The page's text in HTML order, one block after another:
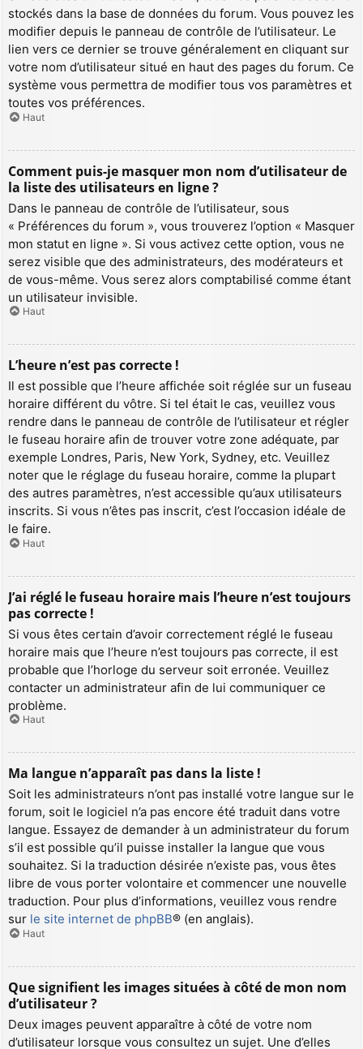
stockés dans la base de données du forum. Vous pouvez les
modifier depuis le panneau de contrôle de l’utilisateur. Le
lien vers ce dernier se trouve généralement en cliquant sur
votre nom d’utilisateur situé en haut des pages du forum. Ce
système vous permettra de modifier tous vos paramètres et
toutes vos préférences.
Haut
Comment puis-je masquer mon nom d’utilisateur de
la liste des utilisateurs en ligne ?
Dans le panneau de contrôle de l’utilisateur, sous
« Préférences du forum », vous trouverez l’option « Masquer
mon statut en ligne ». Si vous activez cette option, vous ne
serez visible que des administrateurs, des modérateurs et
de vous-même. Vous serez alors comptabilisé comme étant
un utilisateur invisible.
Haut
L’heure n’est pas correcte !
Il est possible que l’heure affichée soit réglée sur un fuseau
horaire différent du vôtre. Si tel était le cas, veuillez vous
rendre dans le panneau de contrôle de l’utilisateur et régler
le fuseau horaire afin de trouver votre zone adéquate, par
exemple Londres, Paris, New York, Sydney, etc. Veuillez
noter que le réglage du fuseau horaire, comme la plupart
des autres paramètres, n’est accessible qu’aux utilisateurs
inscrits. Si vous n’êtes pas inscrit, c’est l’occasion idéale de
le faire.
Haut
J’ai réglé le fuseau horaire mais l’heure n’est toujours
pas correcte !
Si vous êtes certain d’avoir correctement réglé le fuseau
horaire mais que l’heure n’est toujours pas correcte, il est
probable que l’horloge du serveur soit erronée. Veuillez
contacter un administrateur afin de lui communiquer ce
problème.
Haut
Ma langue n’apparaît pas dans la liste !
Soit les administrateurs n’ont pas installé votre langue sur le
forum, soit le logiciel n’a pas encore été traduit dans votre
langue. Essayez de demander à un administrateur du forum
s’il est possible qu’il puisse installer la langue que vous
souhaitez. Si la traduction désirée n’existe pas, vous êtes
libre de vous porter volontaire et commencer une nouvelle
traduction. Pour plus d’informations, veuillez vous rendre
sur le site internet de phpBB® (en anglais).
Haut
Que signifient les images situées à côté de mon nom
d’utilisateur ?
Deux images peuvent apparaître à côté de votre nom
d’utilisateur lorsque vous consultez un sujet. Une d’elles